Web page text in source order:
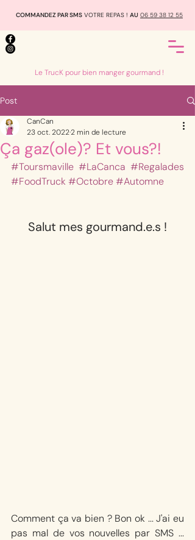
COMMANDEZ PAR SMS VOTRE REPAS ! AU 06 59 38 12 55
Le TrucK pour bien manger gourmand !
Post
Ça gaz(ole)? Et vous?!
CanCan
23 oct. 20222 min de lecture
#Toursmaville #LaCanca #Regalades
#FoodTruck #Octobre#Automne
Salut mes gourmand.e.s !
Comment ça va bien ? Bon ok ... J'ai eu
pas mal de vos nouvelles par SMS ...